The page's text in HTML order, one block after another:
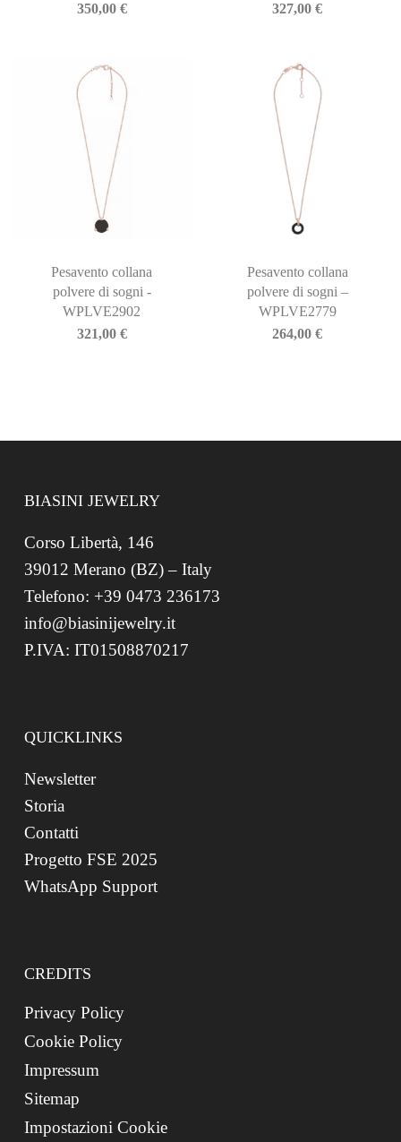
350,00 €
327,00€
Pesavento collana
polvere di sogni -
WPLVE2902
321,00 €
Pesavento collana
polvere di sogni –
WPLVE2779
264,00€
BIASINI JEWELRY
Corso Libertà, 146
39012 Merano (BZ) – Italy
Telefono: +39 0473 236173
info@biasinijewelry.it
P.IVA: IT01508870217
QUICKLINKS
Newsletter
Storia
Contatti
Progetto FSE 2025
WhatsApp Support
CREDITS
Privacy Policy
Cookie Policy
Impressum
Sitemap
Impostazioni Cookie